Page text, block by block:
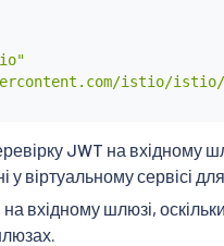
istio/
JWT на вхідному
віртуальному сервісі
вхідному шлюзі,